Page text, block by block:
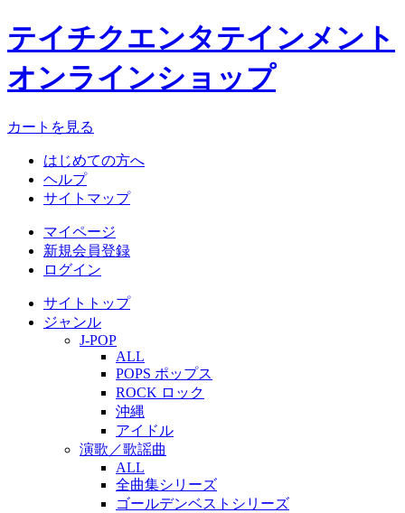
テイチクエンタテインメント
オンラインショップ
カートを見る
はじめての方へ
ヘルプ
サイトマップ
マイページ
新規会員登録
ログイン
サイトトップ
ジャンル
J-POP
ALL
POPS ポップス
ROCK ロック
沖縄
アイドル
演歌／歌謡曲
ALL
全曲集シリーズ
ゴールデンベストシリーズ